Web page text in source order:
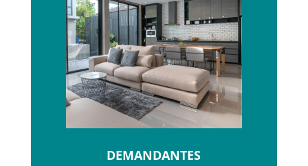
DEMANDANTES